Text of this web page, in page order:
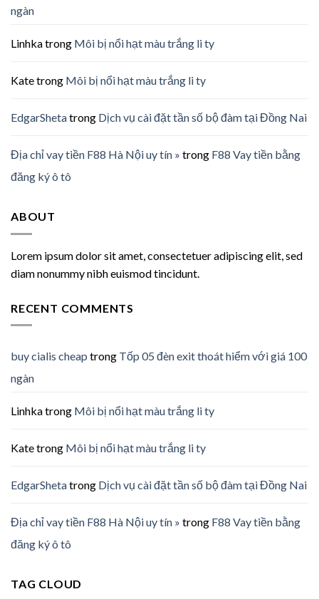
ngàn
Linhkatrong Môi bị nổi hạt màu trắng li ty
Katetrong Môi bị nổi hạt màu trắng li ty
EdgarShetatrong Dịch vụ cài đặt tần số bộ đàm tại Đồng Nai
Địa chỉ vay tiền F88 Hà Nội uy tín » trong F88 Vay tiền bằng
đăng ký ô tô
ABOUT
Lorem ipsum dolor sit amet, consectetuer adipiscing elit, sed
diam nonummy nibh euismod tincidunt.
RECENT COMMENTS
buy cialis cheap trong Tốp 05 đèn exit thoát hiểm với giá 100
ngàn
Linhkatrong Môi bị nổi hạt màu trắng li ty
Katetrong Môi bị nổi hạt màu trắng li ty
EdgarShetatrong Dịch vụ cài đặt tần số bộ đàm tại Đồng Nai
Địa chỉ vay tiền F88 Hà Nội uy tín » trong F88 Vay tiền bằng
đăng ký ô tô
TAG CLOUD